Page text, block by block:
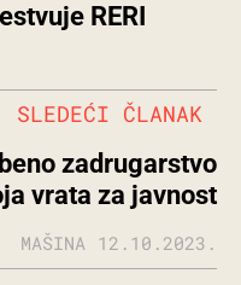
RERI
zadrugarstvo
vrata za javnost
SLEDEĆI ČLANAK
MAŠINA 12.10.2023.